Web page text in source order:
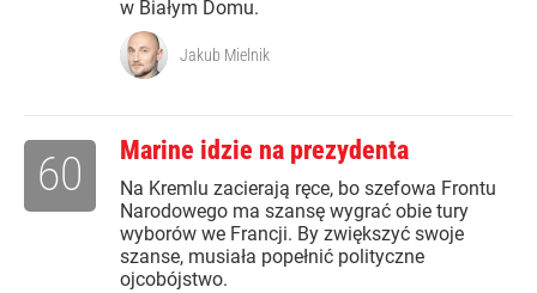
w Białym Domu.
Jakub Mielnik
Marine idzie na prezydenta
Na Kremlu zacierają ręce, bo szefowa Frontu
Narodowego ma szansę wygrać obie tury
wyborów we Francji. By zwiększyć swoje
szanse, musiała popełnić polityczne
ojcobójstwo.
60